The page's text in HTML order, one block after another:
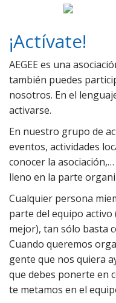
¡Actívate!
AEGEE es una
también puedes
nosotros. En el
activarse.
En nuestro grupo de
eventos, actividades
conocer la
lleno en la parte
Cualquier persona
parte del equipo activo
mejor), tan sólo basta
Cuando queremos
gente que nos quiera
que debes ponerte en
te metamos en el